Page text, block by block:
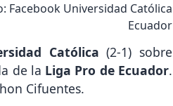
Facebook Universidad Católica
Ecuador
Católica (2-1) sobre
de la Liga Pro de Ecuador.
Cifuentes.